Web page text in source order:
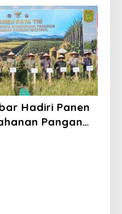
Provinsi
Barat Tahun
Hadiri Panen
Pangan